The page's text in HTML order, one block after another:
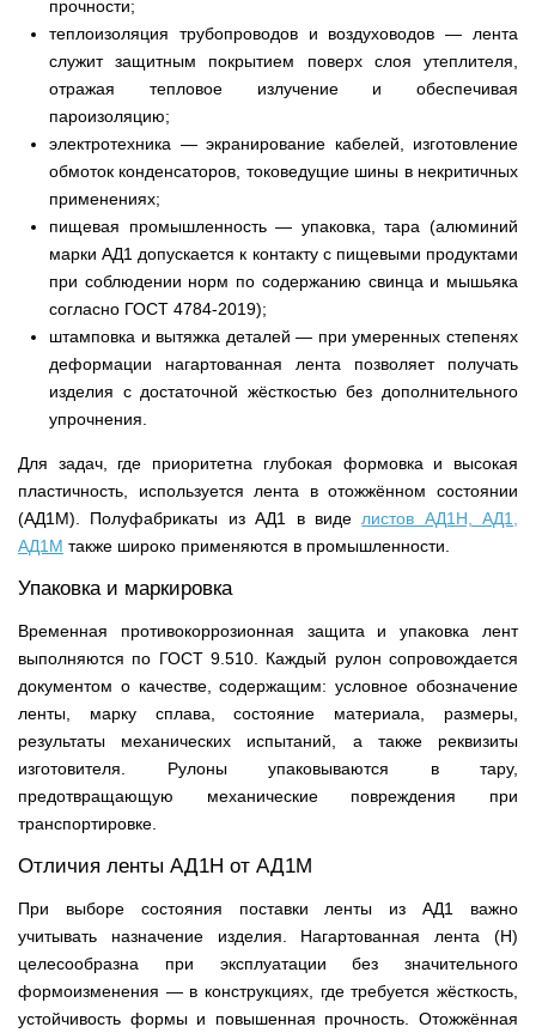
прочности;
теплоизоляция трубопроводов и воздуховодов — лента
служит защитным покрытием поверх слоя утеплителя,
отражая тепловое излучение и обеспечивая
пароизоляцию;
электротехника — экранирование кабелей, изготовление
обмоток конденсаторов, токоведущие шины в некритичных
применениях;
пищевая промышленность — упаковка, тара (алюминий
марки АД1 допускается к контакту с пищевыми продуктами
при соблюдении норм по содержанию свинца и мышьяка
согласно ГОСТ 4784-2019);
штамповка и вытяжка деталей — при умеренных степенях
деформации нагартованная лента позволяет получать
изделия с достаточной жёсткостью без дополнительного
упрочнения.
Для задач, где приоритетна глубокая формовка и высокая
пластичность, используется лента в отожжённом состоянии
(АД1М). Полуфабрикаты из АД1 в виде листов АД1Н, АД1,
АД1М также широко применяются в промышленности.
Упаковка и маркировка
Временная противокоррозионная защита и упаковка лент
выполняются по ГОСТ 9.510. Каждый рулон сопровождается
документом о качестве, содержащим: условное обозначение
ленты, марку сплава, состояние материала, размеры,
результаты механических испытаний, а также реквизиты
изготовителя. Рулоны упаковываются в тару,
предотвращающую механические повреждения при
транспортировке.
Отличия ленты АД1Н от АД1М
При выборе состояния поставки ленты из АД1 важно
учитывать назначение изделия. Нагартованная лента (Н)
целесообразна при эксплуатации без значительного
формоизменения — в конструкциях, где требуется жёсткость,
устойчивость формы и повышенная прочность. Отожжённая